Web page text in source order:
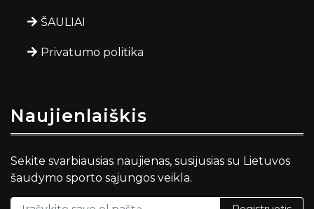
ŠAULIAI
Privatumo politika
Naujienlaiškis
Sekite svarbiausias naujienas, susijusias su Lietuvos
šaudymo sporto sąjungos veikla.